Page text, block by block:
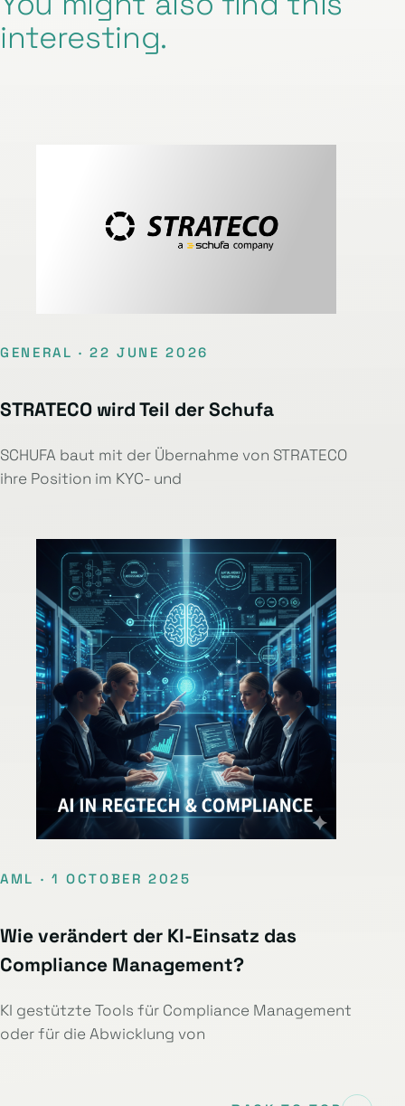
interesting.
GENERAL · 22 JUNE 2026
STRATECO wird Teil der Schufa
SCHUFA baut mit der Übernahme von STRATECO
ihre Position im KYC- und
AML · 1 OCTOBER 2025
Wie verändert der KI-Einsatz das
Compliance Management?
KI gestützte Tools für Compliance Management
oder für die Abwicklung von